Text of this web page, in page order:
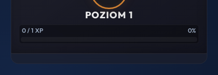
POZIOM 1
0 / 1 XP 0%